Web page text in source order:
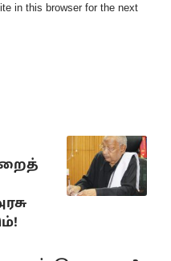
in this browser for the next